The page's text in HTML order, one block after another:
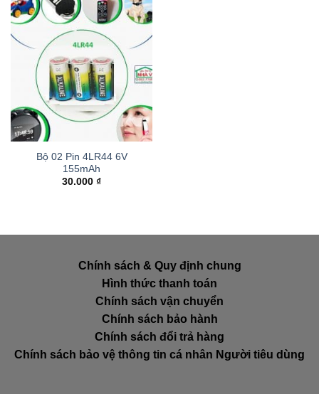
Bộ 02 Pin 4LR44 6V
155mAh
30.000 ₫
Chính sách & Quy định chung
Hình thức thanh toán
Chính sách vận chuyển
Chính sách bảo hành
Chính sách đổi trả hàng
Chính sách bảo vệ thông tin cá nhân Người tiêu dùng